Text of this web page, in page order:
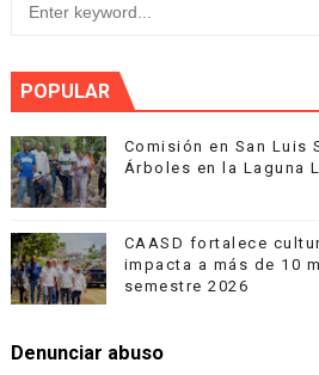
POPULAR
Comisión en San Luis
Árboles en la Laguna
CAASD fortalece
impacta a más de 10
semestre 2026
Denunciar abuso